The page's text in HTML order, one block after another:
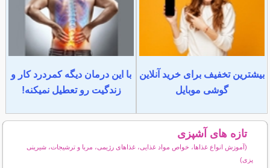
بیشترین تخفیف برای خرید آنلاین
گوشی موبایل
با این درمان دیگه کمردرد کار و
زندگیت رو تعطیل نمیکنه!
تازه های آشپزی
(آموزش انواع غذاها، خواص مواد غذایی، غذاهای رژیمی، مربا و ترشیجات، شیرینی
پزی)